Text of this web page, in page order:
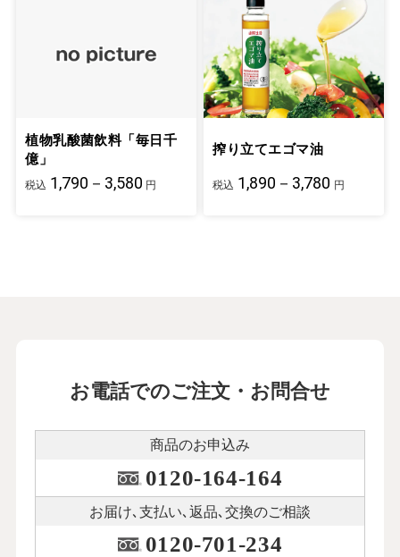
植物乳酸菌飲料「毎日千
億」
税込 1,790－3,580 円
搾り立てエゴマ油
税込 1,890－3,780 円
お電話でのご注文・お問合せ
商品のお申込み
0120-164-164
お届け､支払い､ 返品､交換のご相談
0120-701-234